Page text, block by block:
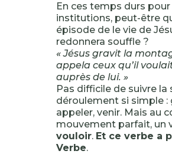
En ces temps durs pour
institutions, peut-être
épisode de le vie de
redonnera souffle ?
« Jésus gravit la
appela ceux qu’il
auprès de lui. »
Pas difficile de suivre la
déroulement si simple :
appeler, venir. Mais au
mouvement parfait, un
vouloir. Et ce verbe a
Verbe.